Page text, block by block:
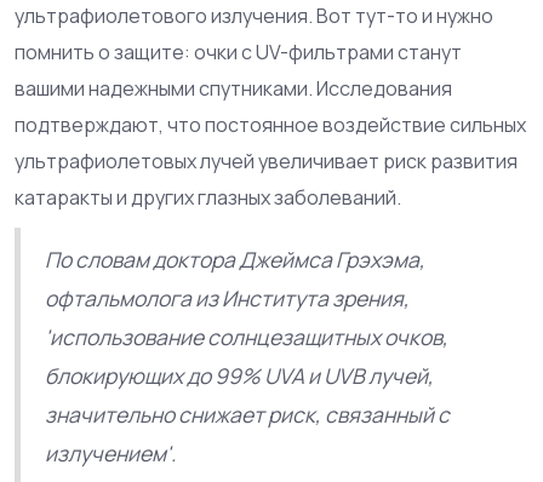
ультрафиолетового излучения. Вот тут-то и нужно
помнить о защите: очки с UV-фильтрами станут
вашими надежными спутниками. Исследования
подтверждают, что постоянное воздействие сильных
ультрафиолетовых лучей увеличивает риск развития
катаракты и других глазных заболеваний.
По словам доктора Джеймса Грэхэма,
офтальмолога из Института зрения,
'использование солнцезащитных очков,
блокирующих до 99% UVA и UVB лучей,
значительно снижает риск, связанный с
излучением'.